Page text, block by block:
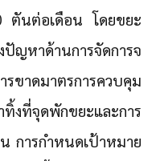
ตันต่อเดือน โดยขยะ
ปัญหาด้านการจัดการจ
ขาดมาตรการควบคุม
งที่จุดพักขยะและการ
การกำหนดเป้าหมาย